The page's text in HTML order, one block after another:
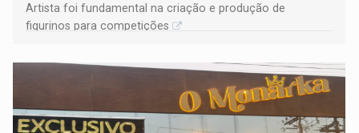
Artista foi fundamental na criação e produção de
figurinos para competições